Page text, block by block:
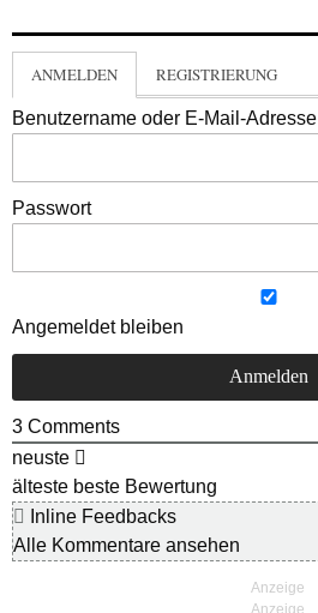
ANMELDEN REGISTRIERUNG
Benutzername oder E-Mail-Adresse
Passwort
Angemeldet bleiben
3 Comments
neuste
älteste beste Bewertung
Inline Feedbacks
Alle Kommentare ansehen